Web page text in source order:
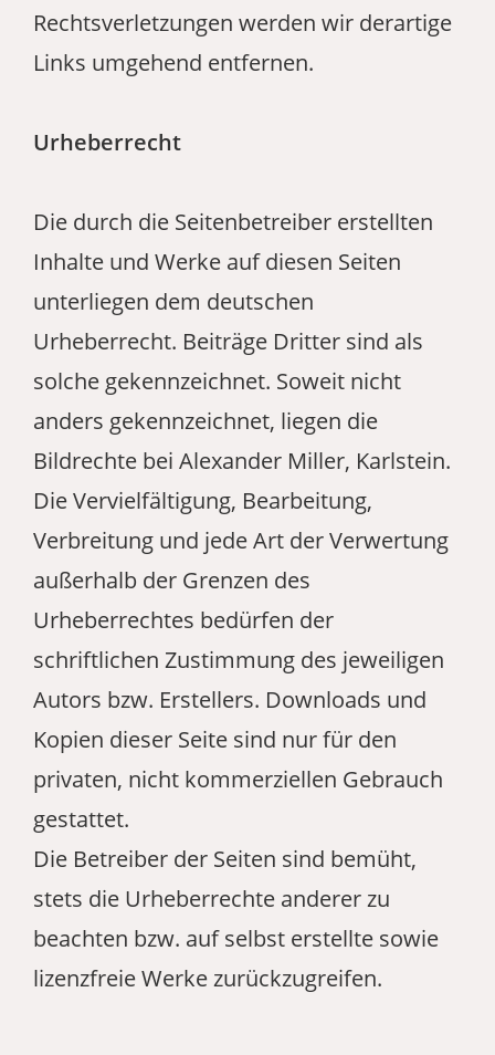
Rechtsverletzungen werden wir derartige
Links umgehend entfernen.
Urheberrecht
Die durch die Seitenbetreiber erstellten
Inhalte und Werke auf diesen Seiten
unterliegen dem deutschen
Urheberrecht. Beiträge Dritter sind als
solche gekennzeichnet. Soweit nicht
anders gekennzeichnet, liegen die
Bildrechte bei Alexander Miller, Karlstein.
Die Vervielfältigung, Bearbeitung,
Verbreitung und jede Art der Verwertung
außerhalb der Grenzen des
Urheberrechtes bedürfen der
schriftlichen Zustimmung des jeweiligen
Autors bzw. Erstellers. Downloads und
Kopien dieser Seite sind nur für den
privaten, nicht kommerziellen Gebrauch
gestattet.
Die Betreiber der Seiten sind bemüht,
stets die Urheberrechte anderer zu
beachten bzw. auf selbst erstellte sowie
lizenzfreie Werke zurückzugreifen.